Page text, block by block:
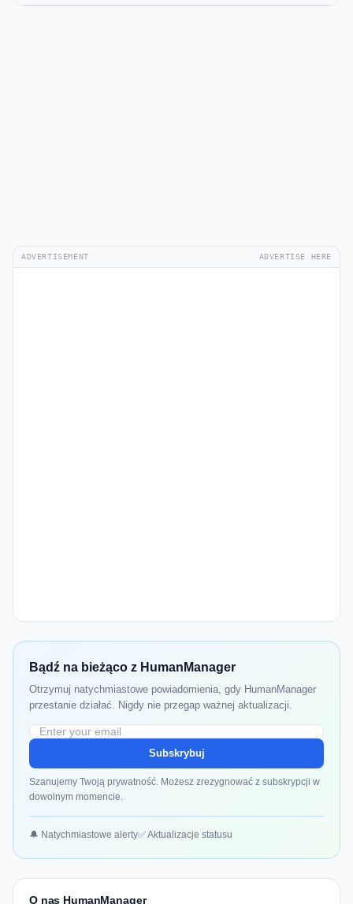
ADVERTISEMENT ADVERTISE HERE
Bądź na bieżąco z HumanManager
Otrzymuj natychmiastowe powiadomienia, gdy HumanManager
przestanie działać. Nigdy nie przegap ważnej aktualizacji.
Subskrybuj
Szanujemy Twoją prywatność. Możesz zrezygnować z subskrypcji w
dowolnym momencie.
🔔 Natychmiastowe alerty✅ Aktualizacje statusu
O nas HumanManager